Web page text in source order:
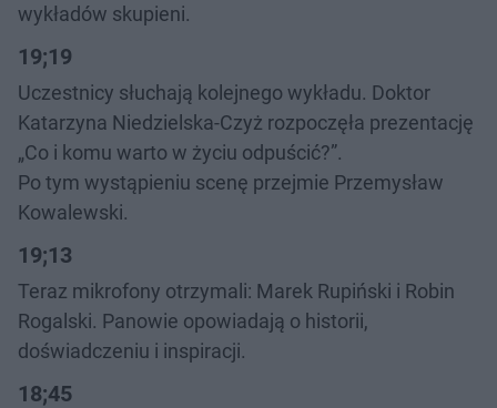
wykładów skupieni.
19;19
Uczestnicy słuchają kolejnego wykładu. Doktor
Katarzyna Niedzielska-Czyż rozpoczęła prezentację
„Co i komu warto w życiu odpuścić?”.
Po tym wystąpieniu scenę przejmie Przemysław
Kowalewski.
19;13
Teraz mikrofony otrzymali: Marek Rupiński i Robin
Rogalski. Panowie opowiadają o historii,
doświadczeniu i inspiracji.
18;45